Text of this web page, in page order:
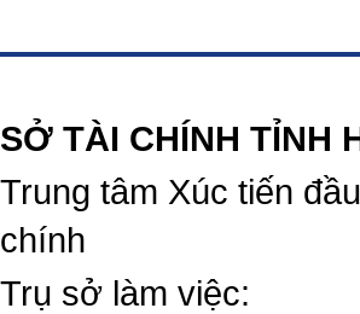
SỞ TÀI CHÍNH TỈNH
Trung tâm Xúc tiến
chính
Trụ sở làm việc: